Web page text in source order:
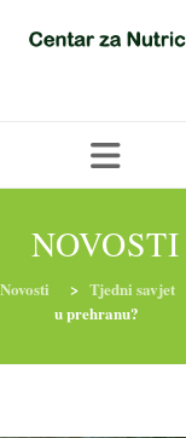
NOVOSTI
Novosti > Tjedni savjet
u prehranu?